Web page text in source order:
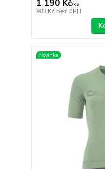
1 190 Kč/ks
983 Kč bez DPH
Novinka